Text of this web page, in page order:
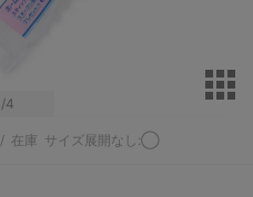
/4
/ 在庫 サイズ展開なし:◯